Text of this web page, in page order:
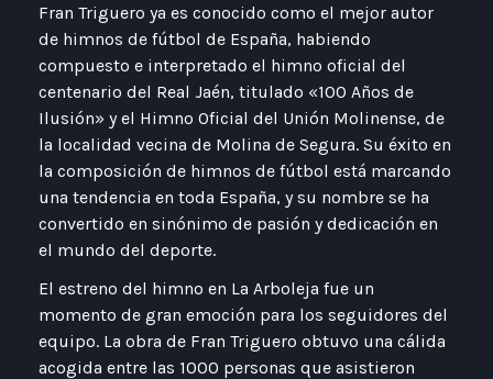
Fran Triguero ya es conocido como el mejor autor
de himnos de fútbol de España, habiendo
compuesto e interpretado el himno oficial del
centenario del Real Jaén, titulado «100 Años de
Ilusión» y el Himno Oficial del Unión Molinense, de
la localidad vecina de Molina de Segura. Su éxito en
la composición de himnos de fútbol está marcando
una tendencia en toda España, y su nombre se ha
convertido en sinónimo de pasión y dedicación en
el mundo del deporte.
El estreno del himno en La Arboleja fue un
momento de gran emoción para los seguidores del
equipo. La obra de Fran Triguero obtuvo una cálida
acogida entre las 1000 personas que asistieron